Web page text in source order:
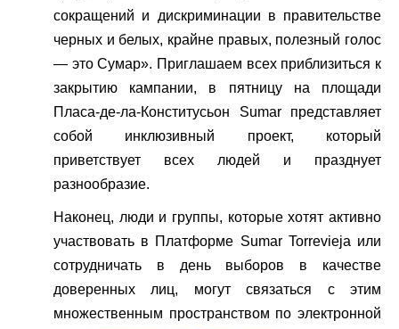
сокращений и дискриминации в правительстве
черных и белых, крайне правых, полезный голос
— это Сумар». Приглашаем всех приблизиться к
закрытию кампании, в пятницу на площади
Пласа-де-ла-Конститусьон Sumar представляет
собой инклюзивный проект, который
приветствует всех людей и празднует
разнообразие.
Наконец, люди и группы, которые хотят активно
участвовать в Платформе Sumar Torrevieja или
сотрудничать в день выборов в качестве
доверенных лиц, могут связаться с этим
множественным пространством по электронной